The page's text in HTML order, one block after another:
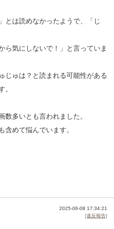
とは読めなかったようで、「じ
ら気にしないで！」と言っていま
じゅは？と読まれる可能性がある
。
数多いとも言われました。
含めて悩んでいます。
2025-06-08 17:34:21
[違反報告]